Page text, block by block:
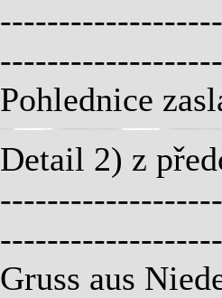
-------------------
Pohlednice
Detail 2) z
-------------------
Gruss aus